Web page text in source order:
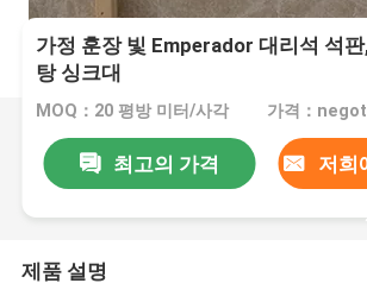
가정 훈장 빛 Emperador 대리석 석
탕 싱크대
MOQ：20 평방 미터/사각 가격：
최고의 가격 저희
제품 설명